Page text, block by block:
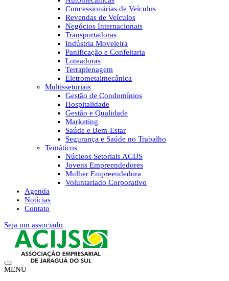
Concessionárias de Veículos
Revendas de Veículos
Negócios Internacionais
Transportadoras
Indústria Moveleira
Panificação e Confeitaria
Loteadoras
Terraplenagem
Eletrometalmecânica
Multissetoriais
Gestão de Condomínios
Hospitalidade
Gestão e Qualidade
Marketing
Saúde e Bem-Estar
Segurança e Saúde no Trabalho
Temáticos
Núcleos Setoriais ACIJS
Jovens Empreendedores
Mulher Empreendedora
Voluntariado Corporativo
Agenda
Notícias
Contato
Seja um associado
MENU